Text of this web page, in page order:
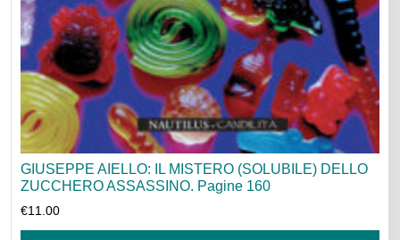
GIUSEPPE AIELLO: IL MISTERO (SOLUBILE) DELLO
ZUCCHERO ASSASSINO. Pagine 160
€11.00